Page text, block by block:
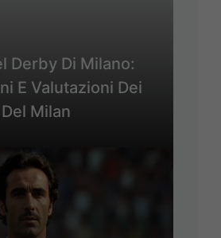
Derby Di Milano:
E Valutazioni Dei
Milan